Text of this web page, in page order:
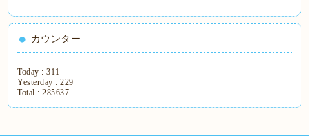
カウンター
Today :311
Yesterday :229
Total :285637